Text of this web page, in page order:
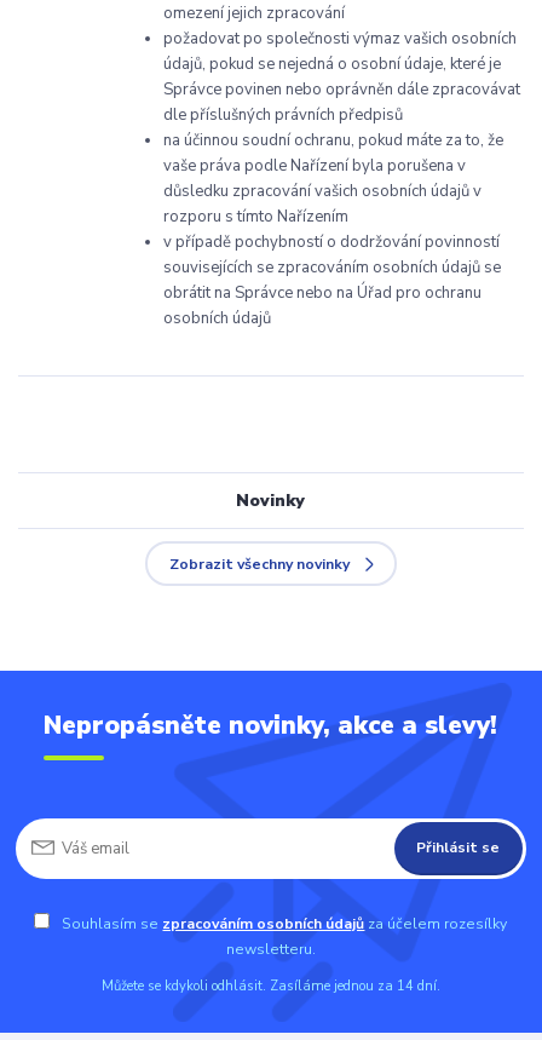
Novinky
Zobrazit všechny novinky
omezení jejich zpracování
požadovat po společnosti výmaz vašich osobních
údajů, pokud se nejedná o osobní údaje, které je
Správce povinen nebo oprávněn dále zpracovávat
dle příslušných právních předpisů
na účinnou soudní ochranu, pokud máte za to, že
vaše práva podle Nařízení byla porušena v
důsledku zpracování vašich osobních údajů v
rozporu s tímto Nařízením
v případě pochybností o dodržování povinností
souvisejících se zpracováním osobních údajů se
obrátit na Správce nebo na Úřad pro ochranu
osobních údajů
Nepropásněte novinky, akce a slevy!
Přihlásit se
Souhlasím se zpracováním osobních údajů za účelem rozesílky
newsletteru.
Můžete se kdykoli odhlásit. Zasíláme jednou za 14 dní.